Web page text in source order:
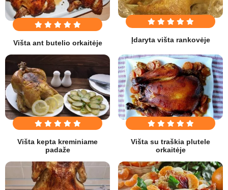
Višta ant butelio orkaitėje Įdaryta višta rankovėje
Višta kepta kreminiame
padaže
Višta su traškia plutele
orkaitėje